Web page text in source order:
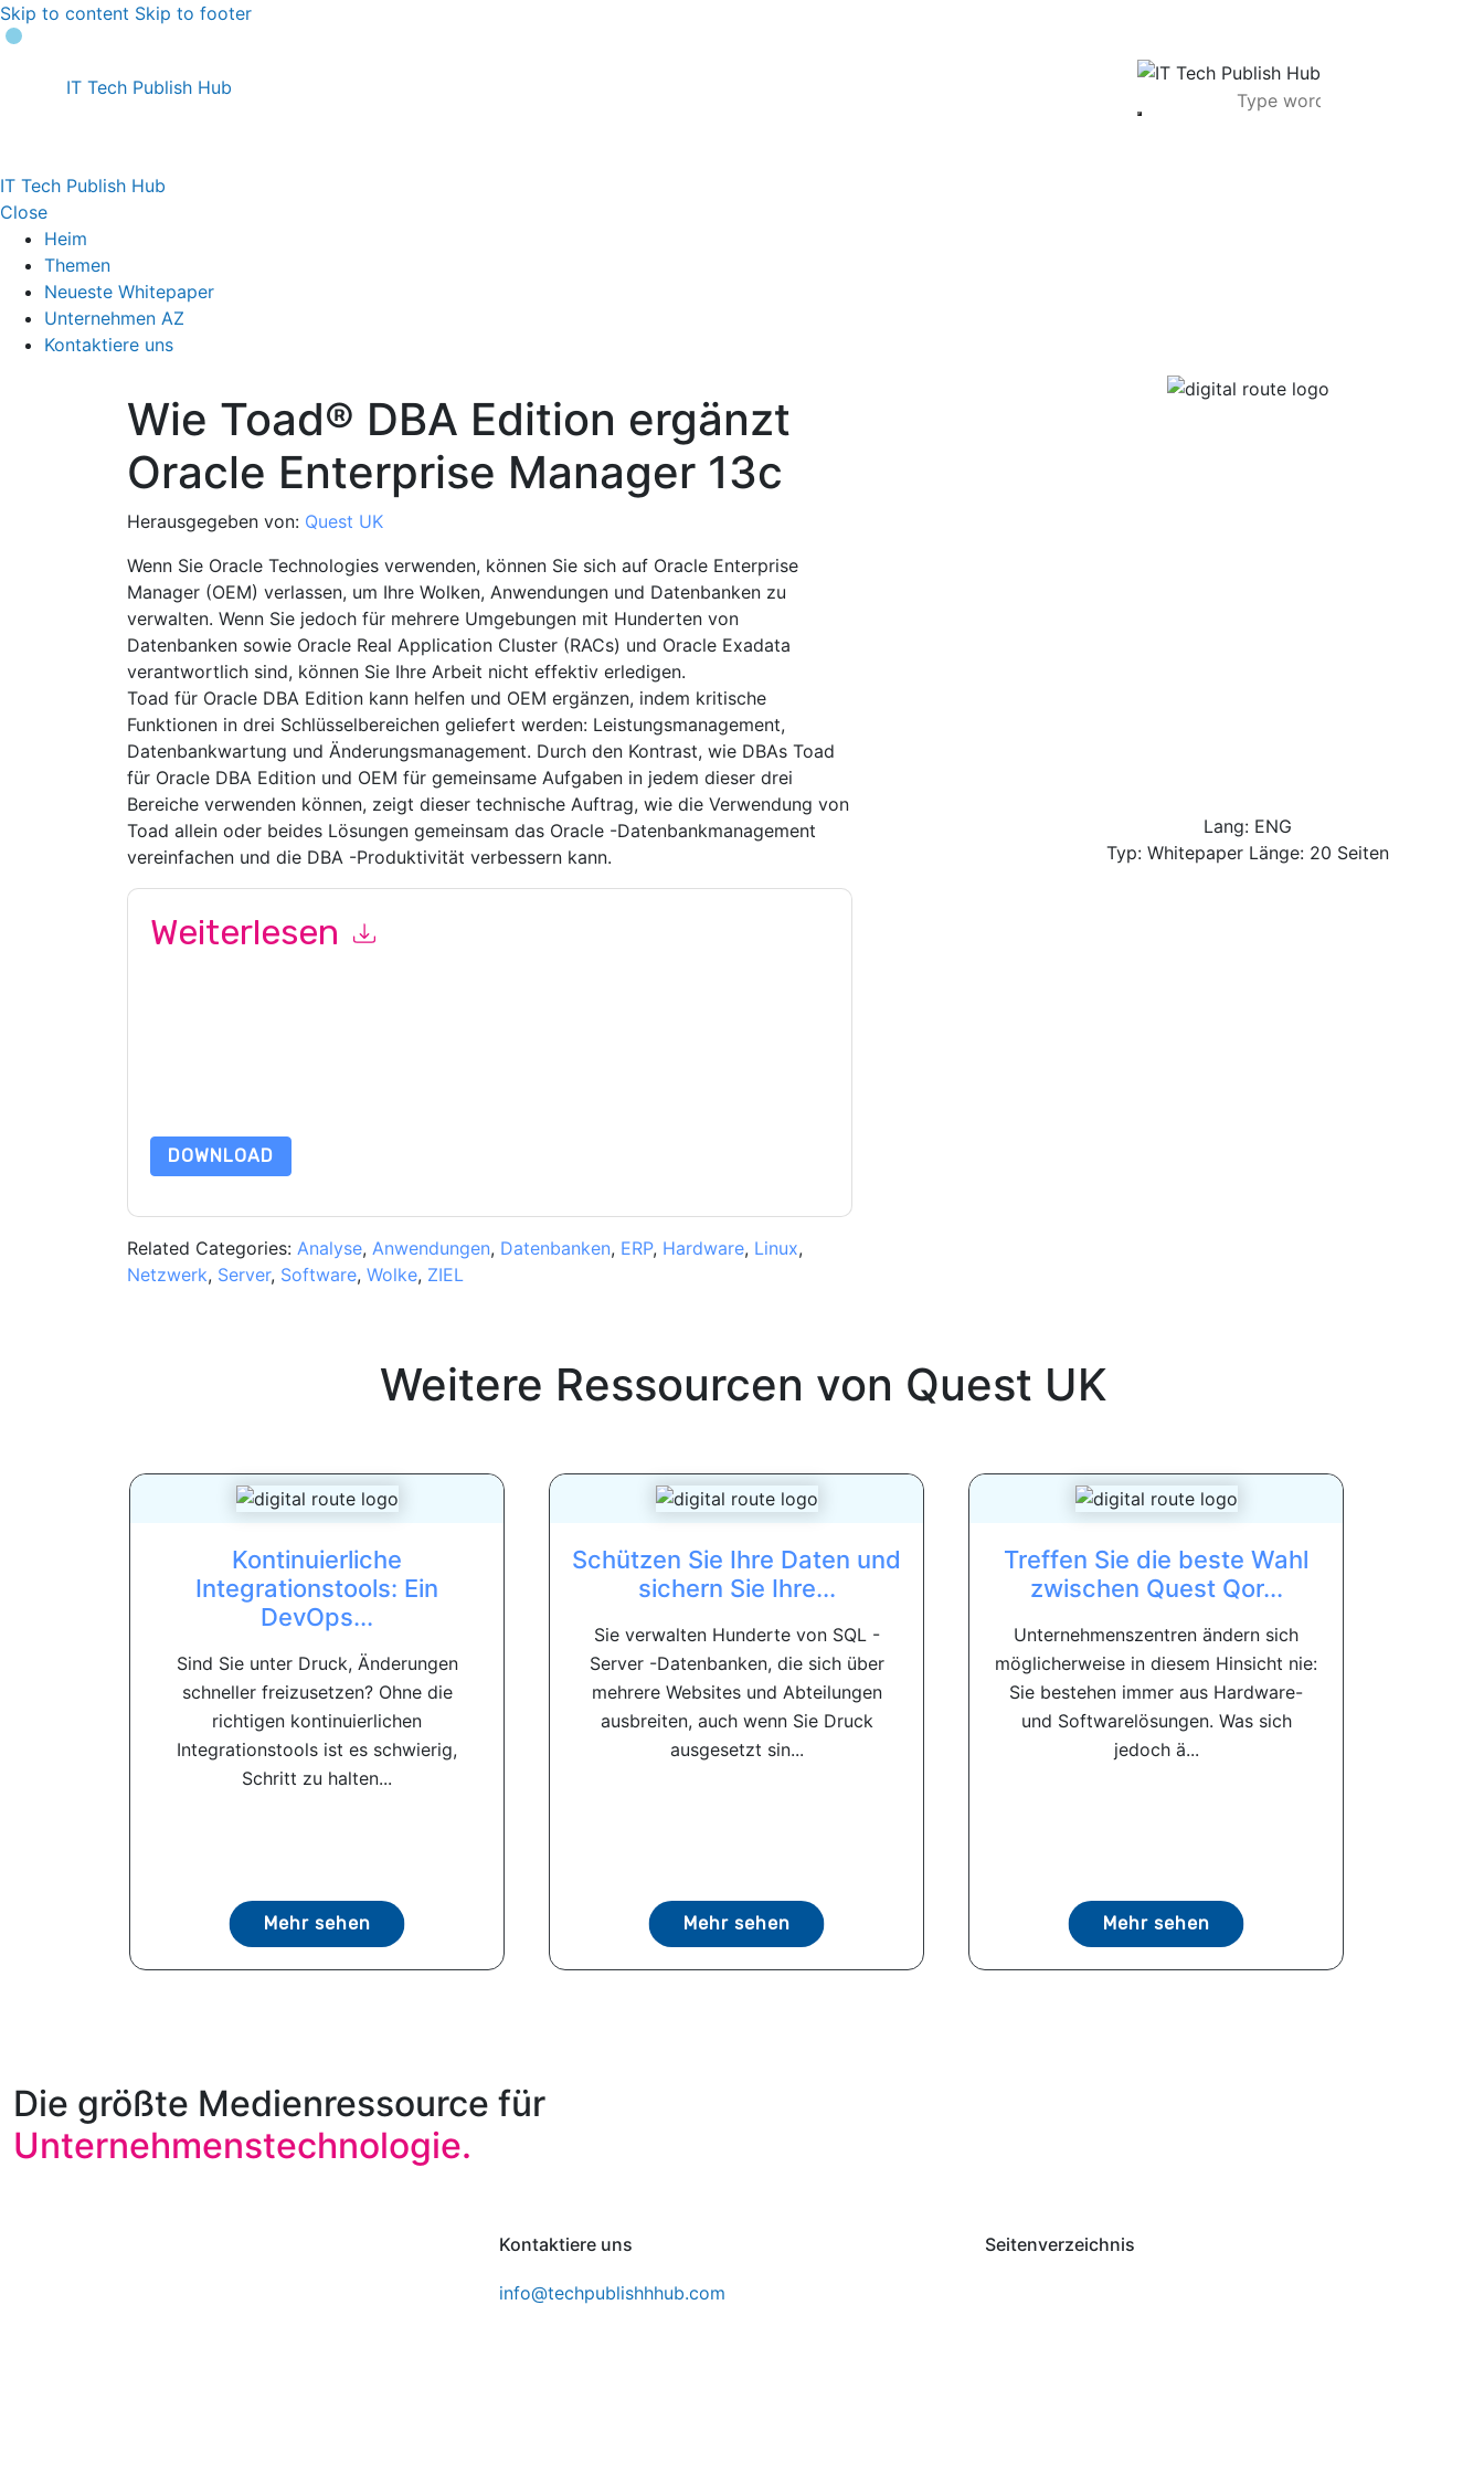
Skip to content Skip to footer
IT Tech Publish Hub
IT Tech Publish Hub
Close
Heim
Themen
Neueste Whitepaper
Unternehmen AZ
Kontaktiere uns
Wie Toad® DBA Edition ergänzt
Oracle Enterprise Manager 13c
Herausgegeben von: Quest UK
Wenn Sie Oracle Technologies verwenden, können Sie sich auf Oracle Enterprise
Manager (OEM) verlassen, um Ihre Wolken, Anwendungen und Datenbanken zu
verwalten. Wenn Sie jedoch für mehrere Umgebungen mit Hunderten von
Datenbanken sowie Oracle Real Application Cluster (RACs) und Oracle Exadata
verantwortlich sind, können Sie Ihre Arbeit nicht effektiv erledigen.
Toad für Oracle DBA Edition kann helfen und OEM ergänzen, indem kritische
Funktionen in drei Schlüsselbereichen geliefert werden: Leistungsmanagement,
Datenbankwartung und Änderungsmanagement. Durch den Kontrast, wie DBAs Toad
für Oracle DBA Edition und OEM für gemeinsame Aufgaben in jedem dieser drei
Bereiche verwenden können, zeigt dieser technische Auftrag, wie die Verwendung von
Toad allein oder beides Lösungen gemeinsam das Oracle -Datenbankmanagement
vereinfachen und die DBA -Produktivität verbessern kann.
Weiterlesen
DOWNLOAD
Related Categories: Analyse, Anwendungen, Datenbanken, ERP, Hardware, Linux,
Netzwerk, Server, Software, Wolke, ZIEL
Lang: ENG
Typ: Whitepaper Länge: 20 Seiten
Weitere Ressourcen von Quest UK
Kontinuierliche
Integrationstools: Ein
DevOps...
Sind Sie unter Druck, Änderungen
schneller freizusetzen? Ohne die
richtigen kontinuierlichen
Integrationstools ist es schwierig,
Schritt zu halten...
Mehr sehen
Schützen Sie Ihre Daten und
sichern Sie Ihre...
Sie verwalten Hunderte von SQL -
Server -Datenbanken, die sich über
mehrere Websites und Abteilungen
ausbreiten, auch wenn Sie Druck
ausgesetzt sin...
Mehr sehen
Treffen Sie die beste Wahl
zwischen Quest Qor...
Unternehmenszentren ändern sich
möglicherweise in diesem Hinsicht nie:
Sie bestehen immer aus Hardware-
und Softwarelösungen. Was sich
jedoch ä...
Mehr sehen
Die größte Medienressource für
Unternehmenstechnologie.
Kontaktiere uns
info@techpublishhhub.com
Seitenverzeichnis